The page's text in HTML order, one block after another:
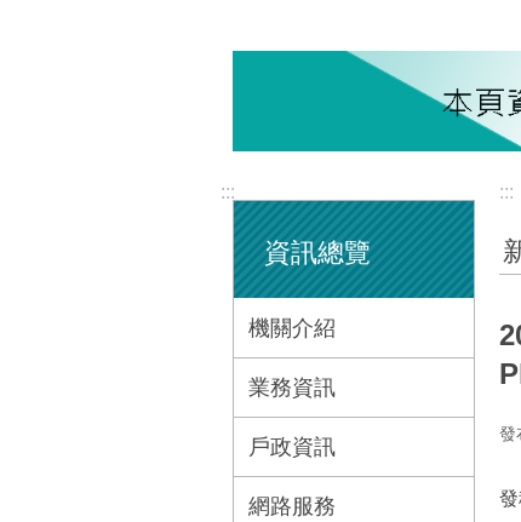
:::
資訊總覽
機關介紹
業務資訊
戶政資訊
網路服務
:::
發